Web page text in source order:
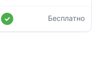
✓ Бесплатно